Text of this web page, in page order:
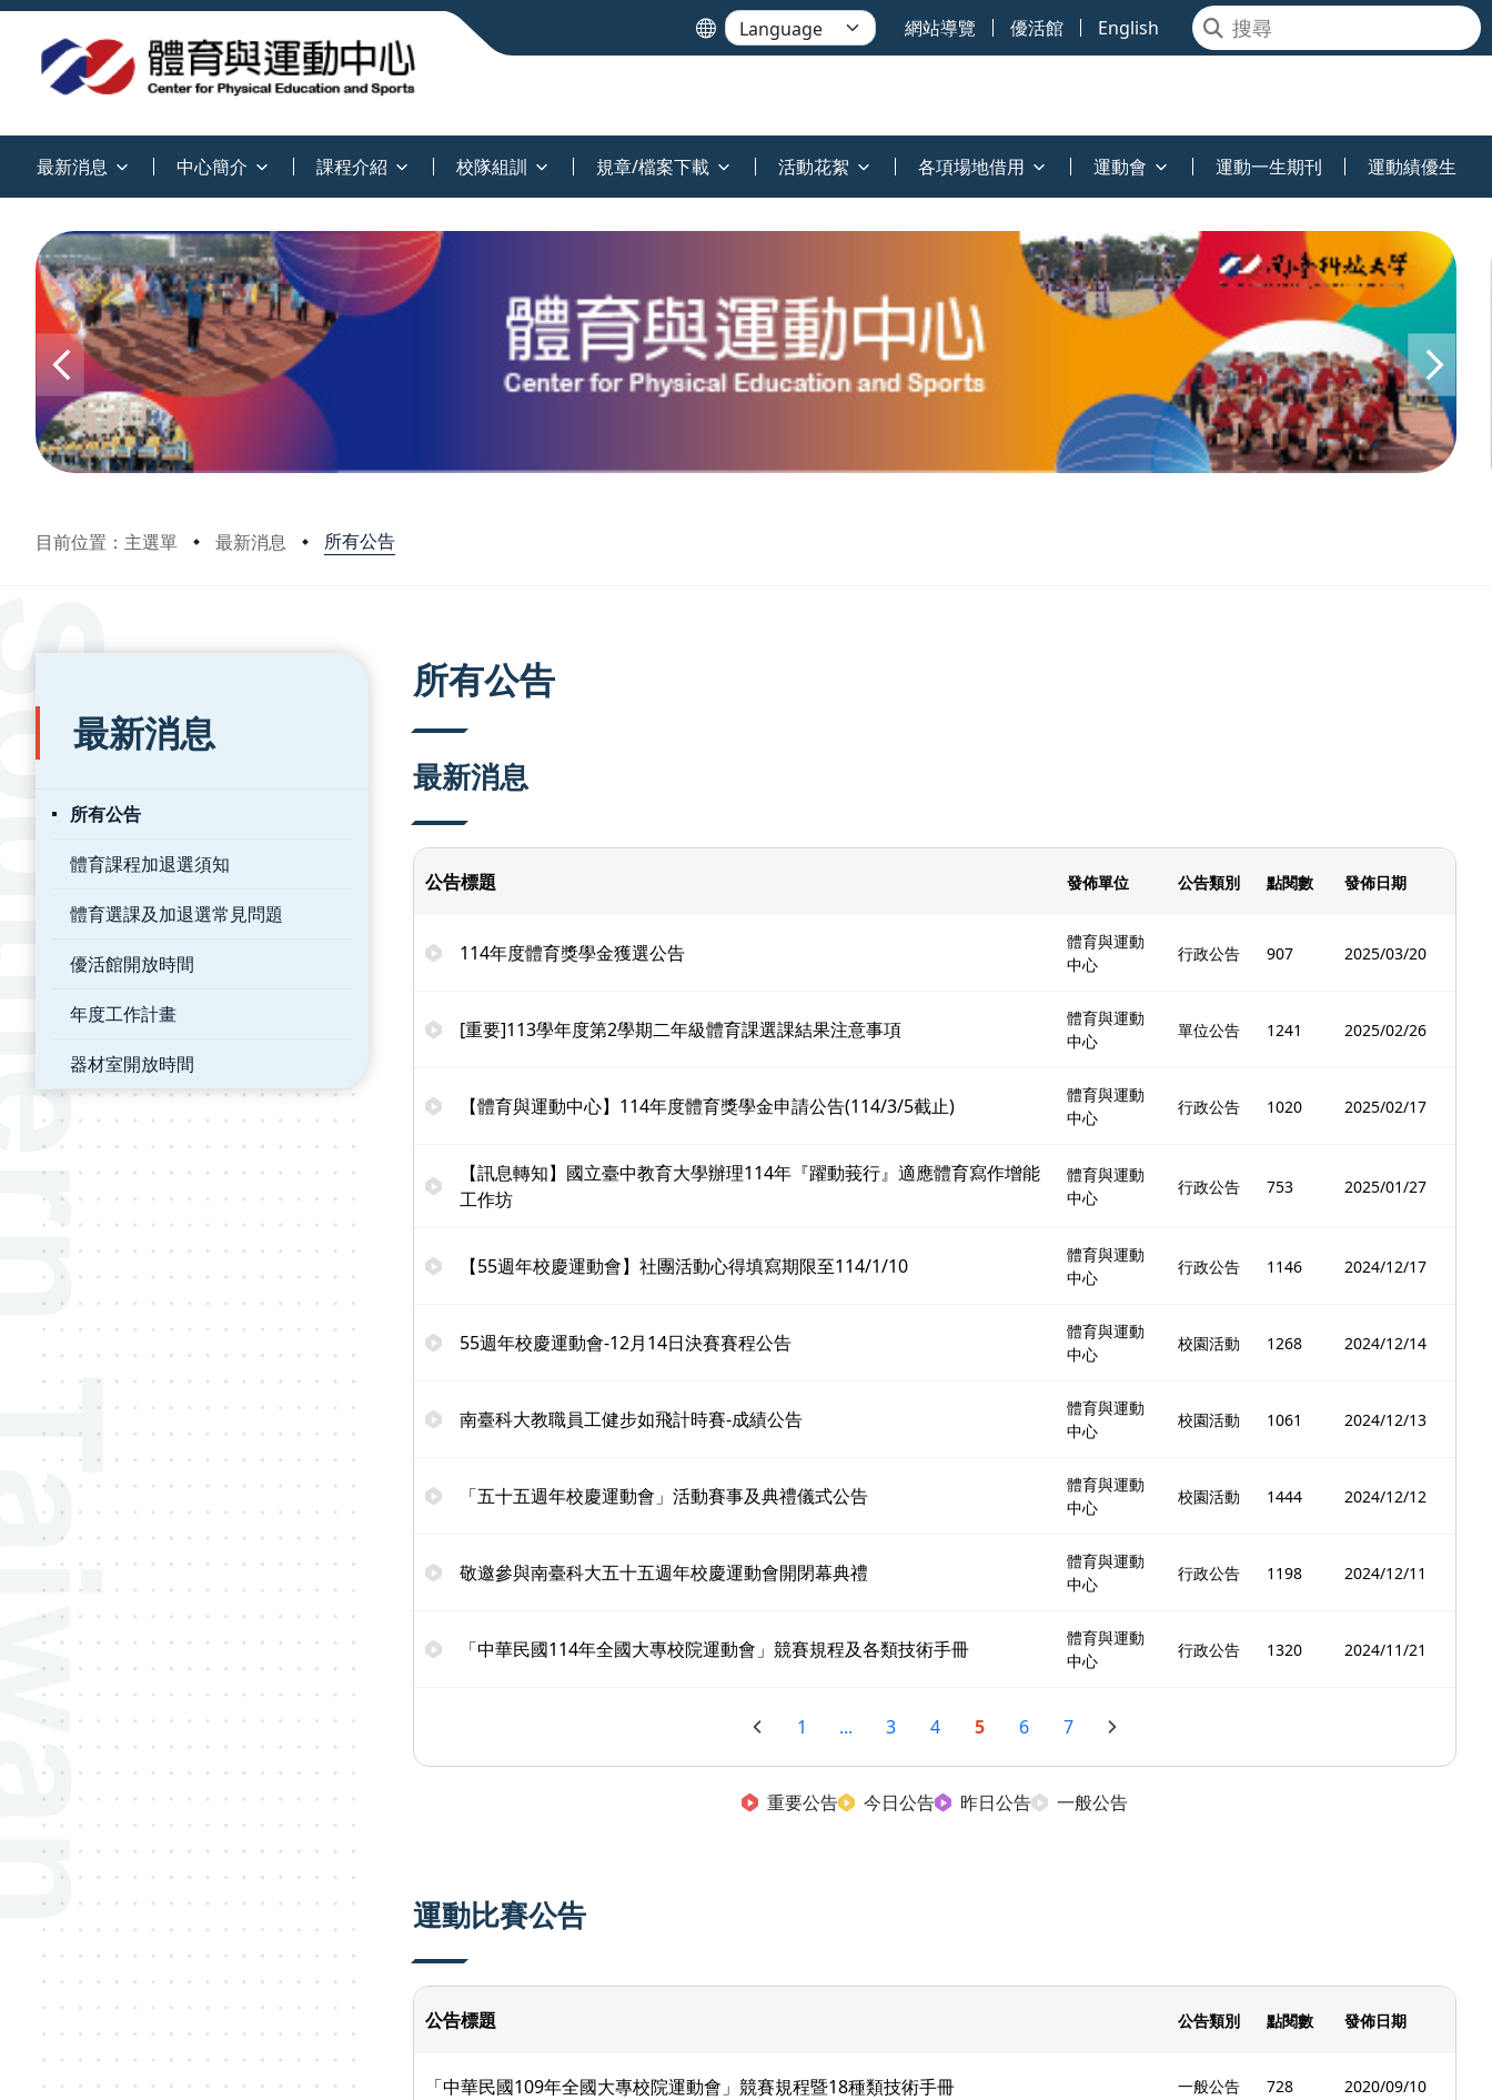
網站導覽 優活館 English
最新消息 中心簡介 課程介紹 校隊組訓 規章/檔案下載 活動花絮 各項場地借用 運動會 運動一生期刊 運動績優生
目前位置：主選單 最新消息 所有公告
:::
最新消息
所有公告
體育課程加退選須知
體育選課及加退選常見問題
優活館開放時間
年度工作計畫
器材室開放時間
所有公告
最新消息
公告標題 發佈單位 公告類別 點閱數 發佈日期
114年度體育獎學金獲選公告
體育與運動
中心
行政公告 907 2025/03/20
[重要]113學年度第2學期二年級體育課選課結果注意事項
體育與運動
中心
單位公告 1241 2025/02/26
【體育與運動中心】114年度體育獎學金申請公告(114/3/5截止)
體育與運動
中心
行政公告 1020 2025/02/17
【訊息轉知】國立臺中教育大學辦理114年『躍動莪行』適應體育寫作增能
工作坊
體育與運動
中心
行政公告 753 2025/01/27
【55週年校慶運動會】社團活動心得填寫期限至114/1/10
體育與運動
中心
行政公告 1146 2024/12/17
55週年校慶運動會-12月14日決賽賽程公告
體育與運動
中心
校園活動 1268 2024/12/14
南臺科大教職員工健步如飛計時賽-成績公告
體育與運動
中心
校園活動 1061 2024/12/13
「五十五週年校慶運動會」活動賽事及典禮儀式公告
體育與運動
中心
校園活動 1444 2024/12/12
敬邀參與南臺科大五十五週年校慶運動會開閉幕典禮
體育與運動
中心
行政公告 1198 2024/12/11
「中華民國114年全國大專校院運動會」競賽規程及各類技術手冊
體育與運動
中心
行政公告 1320 2024/11/21
1 ... 3 4 5 6 7
重要公告 今日公告 昨日公告 一般公告
運動比賽公告
公告標題 公告類別 點閱數 發佈日期
「中華民國109年全國大專校院運動會」競賽規程暨18種類技術手冊 一般公告 728 2020/09/10